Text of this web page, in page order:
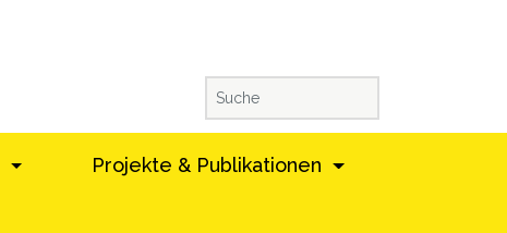
Projekte & Publikationen